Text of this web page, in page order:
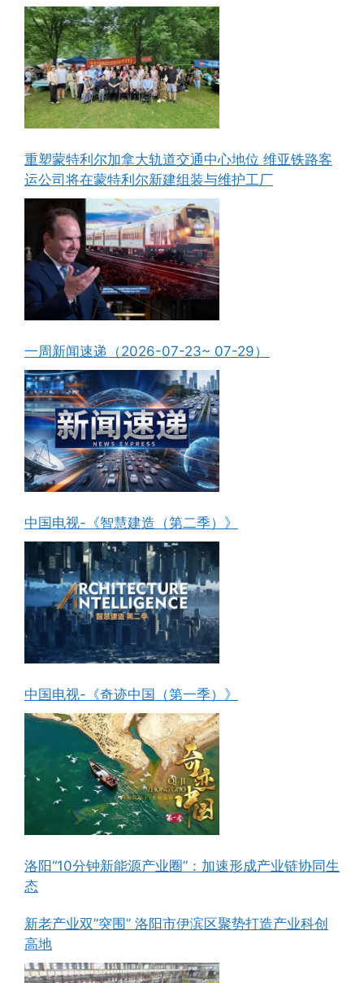
重塑蒙特利尔加拿大轨道交通中心地位 维亚铁路客
运公司将在蒙特利尔新建组装与维护工厂
一周新闻速递（2026-07-23~ 07-29）
中国电视-《智慧建造（第二季）》
中国电视-《奇迹中国（第一季）》
洛阳“10分钟新能源产业圈”：加速形成产业链协同生
态
新老产业双”突围” 洛阳市伊滨区聚势打造产业科创
高地